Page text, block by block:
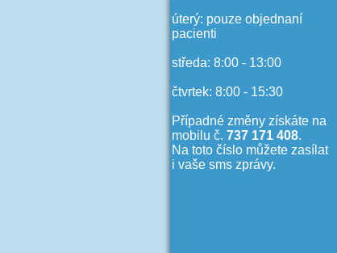
úterý: pouze objednaní
pacienti
středa: 8:00 - 13:00
čtvrtek: 8:00 - 15:30
Případné změny získáte na
mobilu č. 737 171 408.
Na toto číslo můžete zasílat
i vaše sms zprávy.